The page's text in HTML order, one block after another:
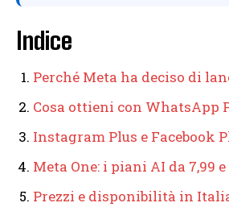
Indice
Perché Meta ha deciso di
Cosa ottieni con WhatsApp
Instagram Plus e Facebook
Meta One: i piani AI da 7,99 e
Prezzi e disponibilità in